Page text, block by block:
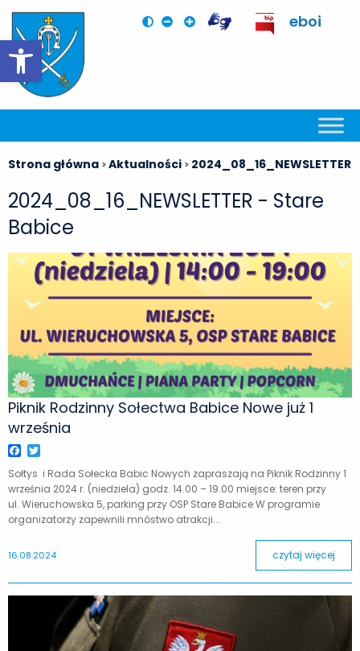
Otwórz pasek narzędzi
eboi
Strona główna >Aktualności > 2024_08_16_NEWSLETTER
2024_08_16_NEWSLETTER - Stare
Babice
Piknik Rodzinny Sołectwa Babice Nowe już 1
września
Facebook
Sołtys i Rada Sołecka Babic Nowych zapraszają na Piknik Rodzinny 1
września 2024 r. (niedziela) godz. 14.00 – 19.00 miejsce: teren przy
ul. Wieruchowska 5, parking przy OSP Stare Babice W programie
organizatorzy zapewnili mnóstwo atrakcji...
16.08.2024 czytaj więcej